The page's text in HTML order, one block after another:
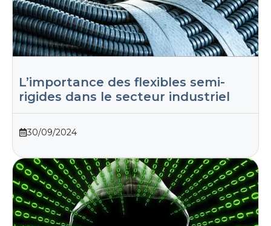
L’importance des flexibles semi-
rigides dans le secteur industriel
30/09/2024